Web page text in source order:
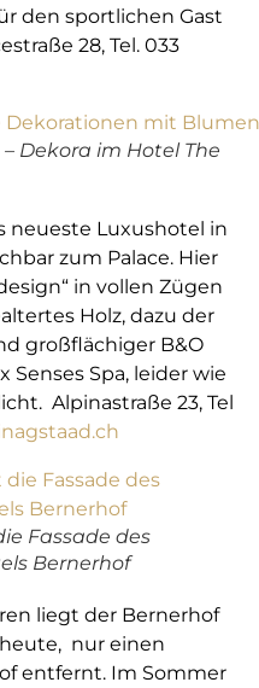
den sportlichen Gast
28, Tel. 033
Dekora im Hotel The
neueste Luxushotel in
zum Palace. Hier
in vollen Zügen
Holz, dazu der
großflächiger B&O
Senses Spa, leider wie
Alpinastraße 23, Tel
Fassade des
Bernerhof
liegt der Bernerhof
nur einen
entfernt. Im Sommer